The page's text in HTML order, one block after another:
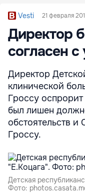
Vesti 21 февраля
Директор
согласен
Директор
клинической
Гроcсу
был лишен
обстоятельств
Гросcу.
Детская
Фото: